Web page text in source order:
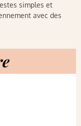
simples et
avec des